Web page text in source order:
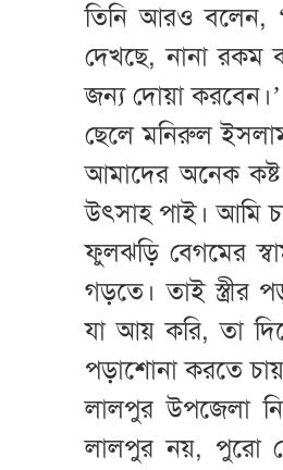
তিনি আরও বলেন,
দেখছে, নানা
জন্য দোয়া করবেন।’
ছেলে মনিরুল
আমাদের অনেক
উৎসাহ পাই। আমি
ফুলঝড়ি বেগমের
গড়তে। তাই স্ত্রীর
যা আয় করি, তা
পড়াশোনা করতে
লালপুর উপজেলা
লালপুর নয়, পুরো